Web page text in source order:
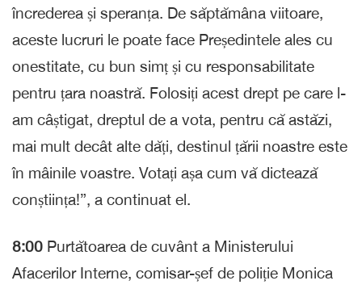
încrederea și speranța. De săptămâna viitoare,
aceste lucruri le poate face Președintele ales cu
onestitate, cu bun simț și cu responsabilitate
pentru țara noastră. Folosiți acest drept pe care l-
am câștigat, dreptul de a vota, pentru că astăzi,
mai mult decât alte dăți, destinul țării noastre este
în mâinile voastre. Votați așa cum vă dictează
conștiința!”, a continuat el.
8:00 Purtătoarea de cuvânt a Ministerului
Afacerilor Interne, comisar-șef de poliție Monica